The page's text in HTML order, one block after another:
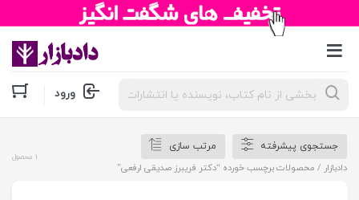
جستجوی
محصولات ورود
جستجوی پیشرفته
مرتب سازی
دادبازار / محصولات برچسب خورده “دکتر فریبرز صدیقی ارفعی”
1 محصول